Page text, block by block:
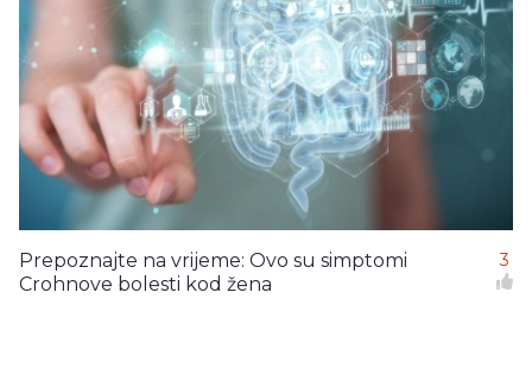
Prepoznajte na vrijeme: Ovo su simptomi
Crohnove bolesti kod žena
3